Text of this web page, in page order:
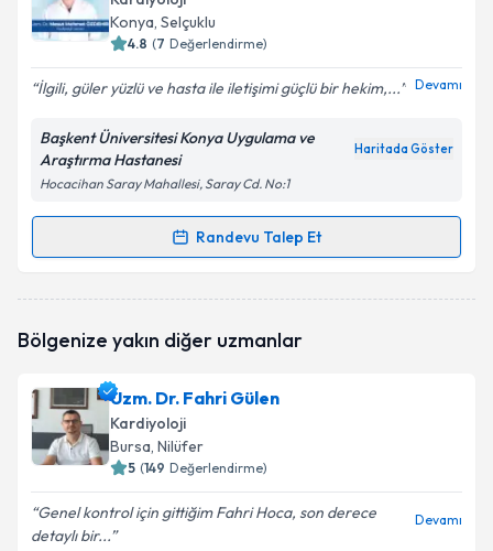
takvim hazırlandığında e-posta ile bilgilendireceğiz.
Kişisel verilerimin işlenmesine ilişkin
Metni'ni okudum ve kişisel verilerimin belirtilen
kapsamda işlenmesini kabul ediyorum.
Konya, Selçuklu
4.8 (7 Değerlendirme)
İlgili, güler yüzlü ve hasta ile iletişimi güçlü bir hekim,... Devamı
Başkent Üniversitesi Konya Uygulama ve
Araştırma Hastanesi
Haritada Göster
Hocacihan Saray Mahallesi, Saray Cd. No:1
Randevu Talep Et
Randevu Takvimi Talebi
takvimi talebi oluşturun. Size bu uzmandan randevu
bilgilendireceğiz.
E-posta Adresiniz
Kişisel verilerimin işlenmesine ilişkin
Bölgenize yakın diğer uzmanlar
Uzm. Dr. Fahri Gülen
Kardiyoloji
Bursa, Nilüfer
5 (149 Değerlendirme)
Genel kontrol için gittiğim Fahri Hoca, son derece
detaylı bir...
Devamı